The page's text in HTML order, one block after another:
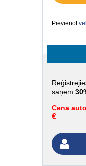
Pievienot
saņem
Cena
€